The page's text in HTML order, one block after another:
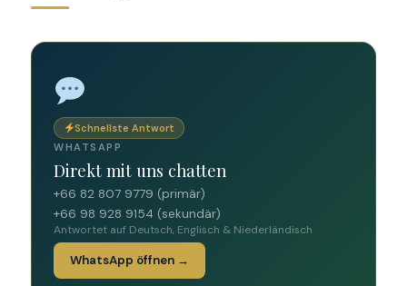
Schnellste Antwort
WHATSAPP
Direkt mit uns chatten
+66 82 807 9779 (primär)
+66 98 928 9154 (sekundär)
Antwortet auf Deutsch, Englisch & Niederländisch
WhatsApp öffnen →